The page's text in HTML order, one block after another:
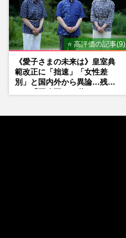
⭐ 高評価の記事(9)
《愛子さまの未来は》皇室典
範改正に「拙速」「女性差
別」と国内外から異論…残さ